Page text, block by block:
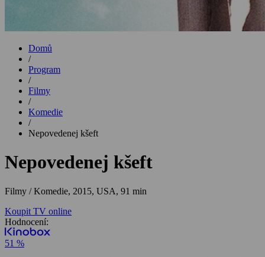
Domů
/
Program
/
Filmy
/
Komedie
/
Nepovedenej kšeft
Nepovedenej kšeft
Filmy / Komedie, 2015, USA, 91 min
Koupit TV online
Hodnocení:
51 %